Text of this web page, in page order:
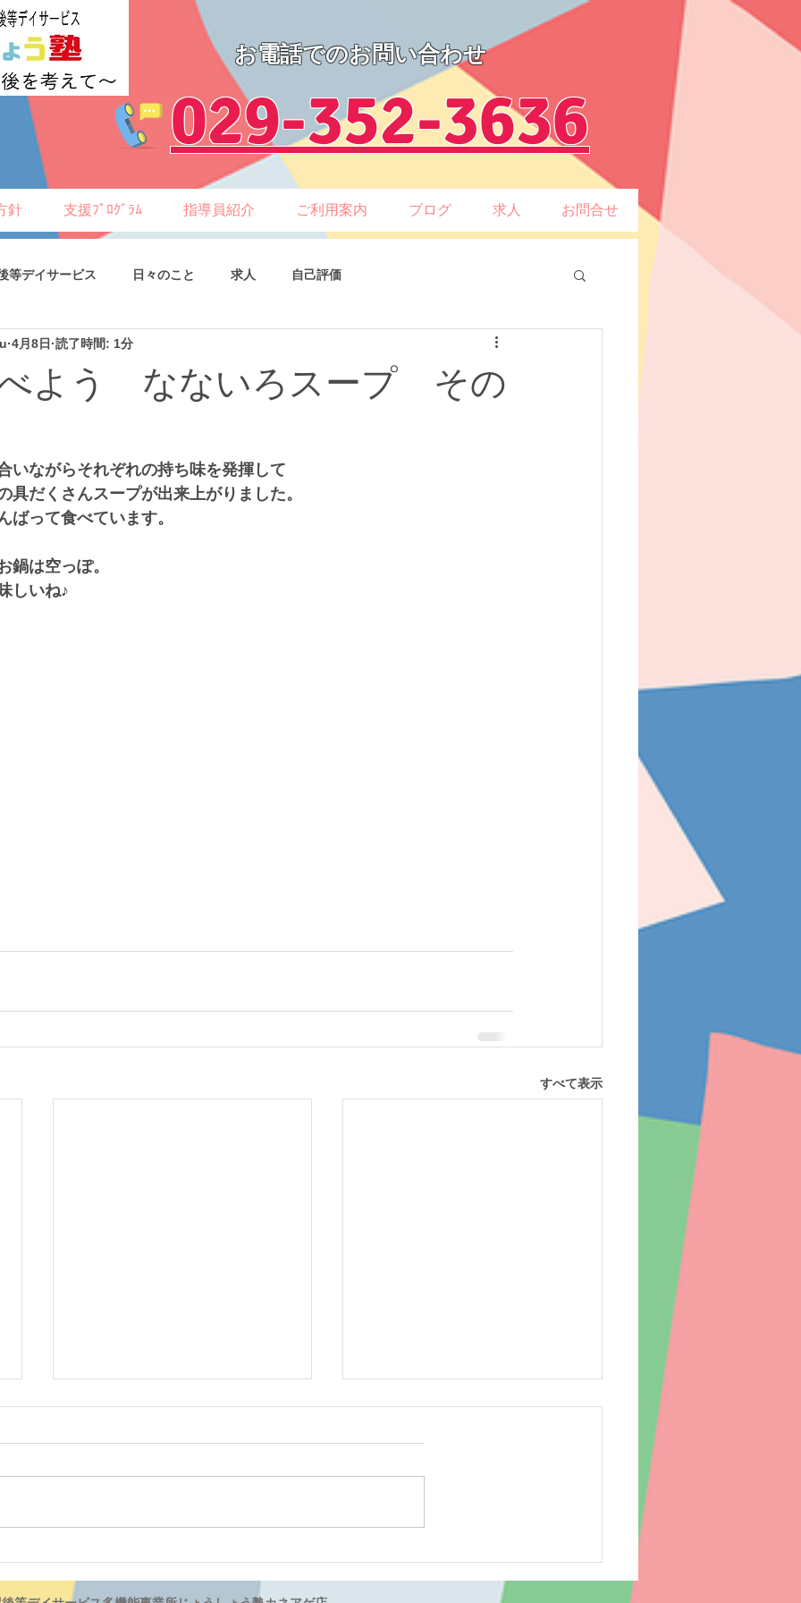
お電話でのお問い合わせ
​029-352-3636
針 支援ﾌﾟﾛｸﾞﾗﾑ 指導員紹介 ご利用案内 ブログ 求人 お問合せ
等デイサービス 日々のこと 求人 自己評価
よう なないろスープ その
4月8日 読了時間: 1分
いながらそれぞれの持ち味を発揮して
具だくさんスープが出来上がりました。
ばって食べています。
鍋は空っぽ。
しいね♪
すべて表示